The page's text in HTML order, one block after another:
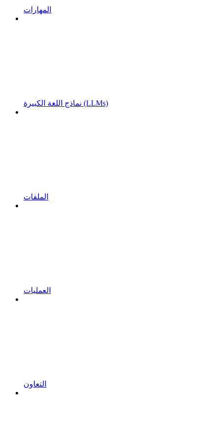
المهارات
نماذج اللغة الكبيرة (LLMs)
الملفات
العمليات
التعاون